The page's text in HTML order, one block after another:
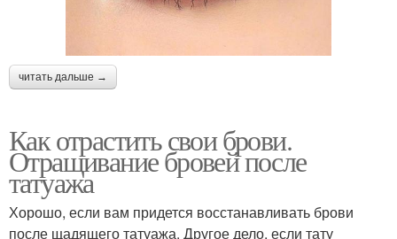
читать дальше →
Как отрастить свои брови.
Отращивание бровей после
татуажа
Хорошо, если вам придется восстанавливать брови
после щадящего татуажа. Другое дело, если тату